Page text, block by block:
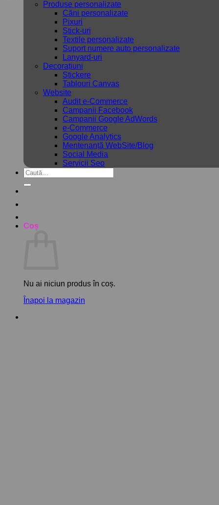
Produse personalizate
Căni personalizate
Pixuri
Stick-uri
Textile personalizate
Suport numere auto personalizate
Lanyard-uri
Decorațiuni
Stickere
Tablouri Canvas
Website
Audit e-Commerce
Campanii Facebook
Campanii Google AdWords
e-Commerce
Google Analytics
Mentenanță WebSite/Blog
Social Media
Servicii Seo
Caută
după:
Coș
Nu ai niciun produs în coș.
Înapoi la magazin